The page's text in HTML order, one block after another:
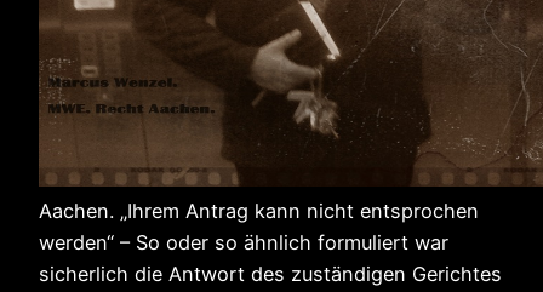
Aachen. „Ihrem Antrag kann nicht entsprochen
werden“ – So oder so ähnlich formuliert war
sicherlich die Antwort des zuständigen Gerichtes